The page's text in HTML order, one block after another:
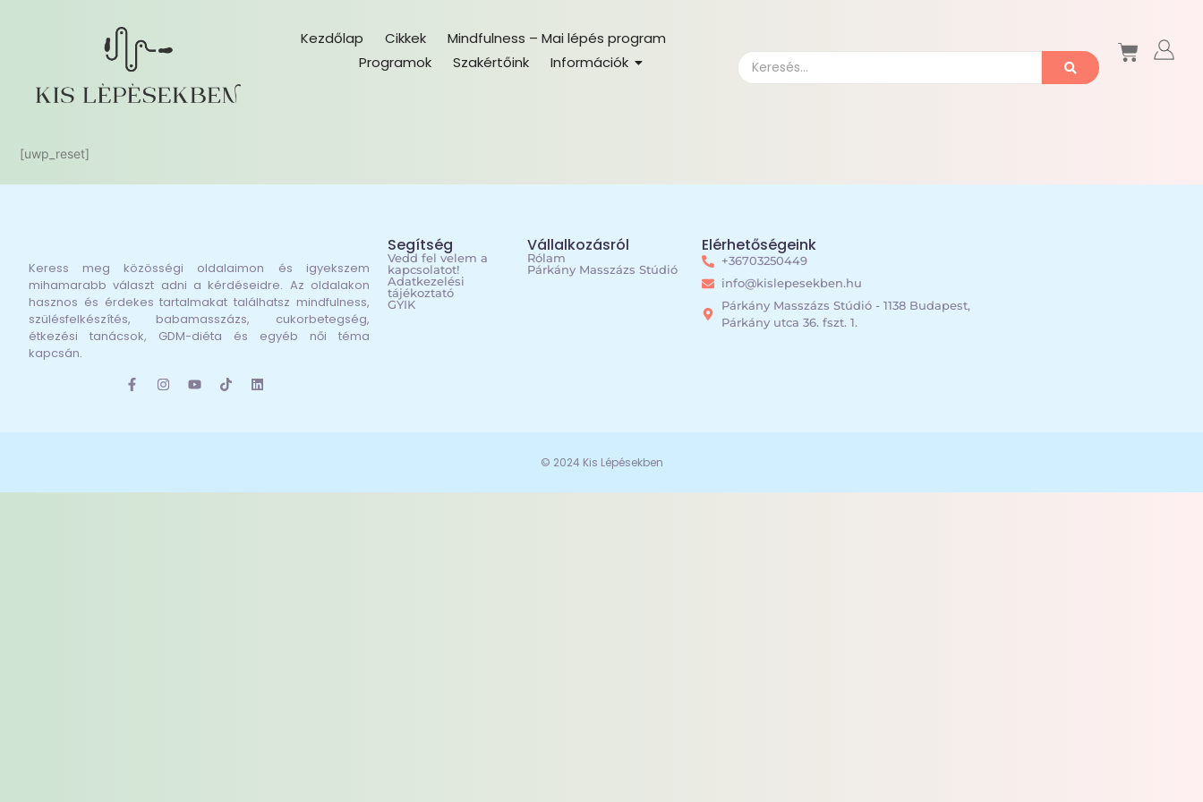
Kezdőlap Cikkek
Mindfulness – Mai lépés program
Programok
Szakértőink Információk
[uwp_reset]
Keress meg közösségi oldalaimon és igyekszem
mihamarabb választ adni a kérdéseidre. Az oldalakon
hasznos és érdekes tartalmakat találhatsz mindfulness,
szülésfelkészítés, babamasszázs, cukorbetegség,
étkezési tanácsok, GDM-diéta és egyéb női téma
kapcsán.
Segítség
Vedd fel velem a
kapcsolatot!
Adatkezelési
tájékoztató
GYIK
Vállalkozásról
Rólam
Párkány Masszázs Stúdió
Elérhetőségeink
+36703250449
info@kislepesekben.hu
Párkány Masszázs Stúdió - 1138 Budapest,
Párkány utca 36. fszt. 1.
© 2024 Kis Lépésekben